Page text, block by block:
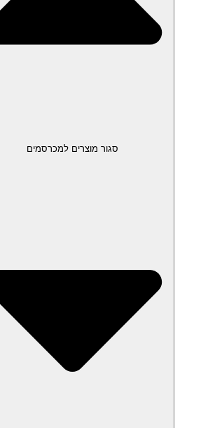
סגור מוצרים למכרסמים